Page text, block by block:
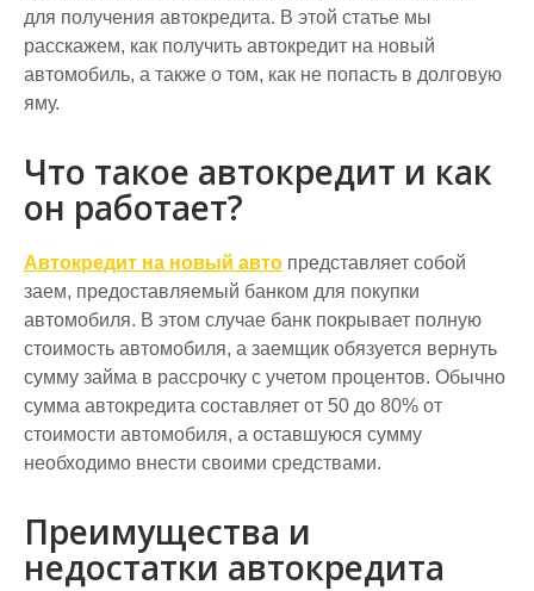
для получения автокредита. В этой статье мы
расскажем, как получить автокредит на новый
автомобиль, а также о том, как не попасть в долговую
яму.
Что такое автокредит и как
он работает?
Автокредит на новый авто представляет собой
заем, предоставляемый банком для покупки
автомобиля. В этом случае банк покрывает полную
стоимость автомобиля, а заемщик обязуется вернуть
сумму займа в рассрочку с учетом процентов. Обычно
сумма автокредита составляет от 50 до 80% от
стоимости автомобиля, а оставшуюся сумму
необходимо внести своими средствами.
Преимущества и
недостатки автокредита